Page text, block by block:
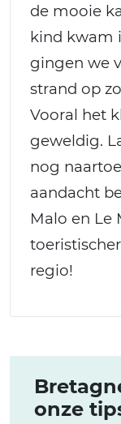
de mooie
kind kwam
gingen we
strand op
Vooral het
geweldig.
nog
aandacht
Malo en Le
regio!
onze